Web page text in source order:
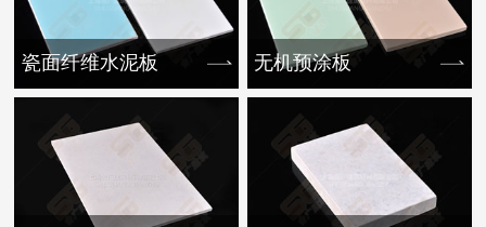
瓷面纤维水泥板 无机预涂板